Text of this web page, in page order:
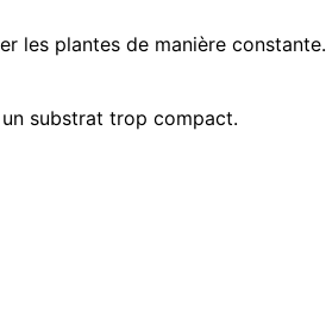
les plantes de manière constante.
substrat trop compact.